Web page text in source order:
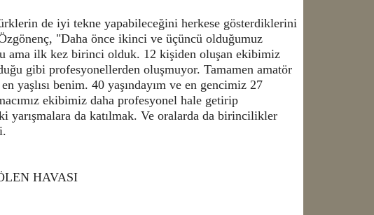
de iyi tekne yapabileceğini herkese gösterdiklerini
"Daha önce ikinci ve üçüncü olduğumuz
ama ilk kez birinci olduk. 12 kişiden oluşan ekibimiz
gibi profesyonellerden oluşmuyor. Tamamen amatör
yaşlısı benim. 40 yaşındayım ve en gencimiz 27
ekibimiz daha profesyonel hale getirip
yarışmalara da katılmak. Ve oralarda da birincilikler
HAVASI